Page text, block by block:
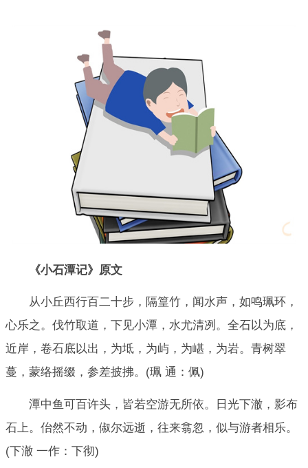
《小石潭记》原文
从小丘西行百二十步，隔篁竹，闻水声，如鸣珮环，
心乐之。伐竹取道，下见小潭，水尤清冽。全石以为底，
近岸，卷石底以出，为坻，为屿，为嵁，为岩。青树翠
蔓，蒙络摇缀，参差披拂。(珮 通：佩)
潭中鱼可百许头，皆若空游无所依。日光下澈，影布
石上。佁然不动，俶尔远逝，往来翕忽，似与游者相乐。
(下澈 一作：下彻)